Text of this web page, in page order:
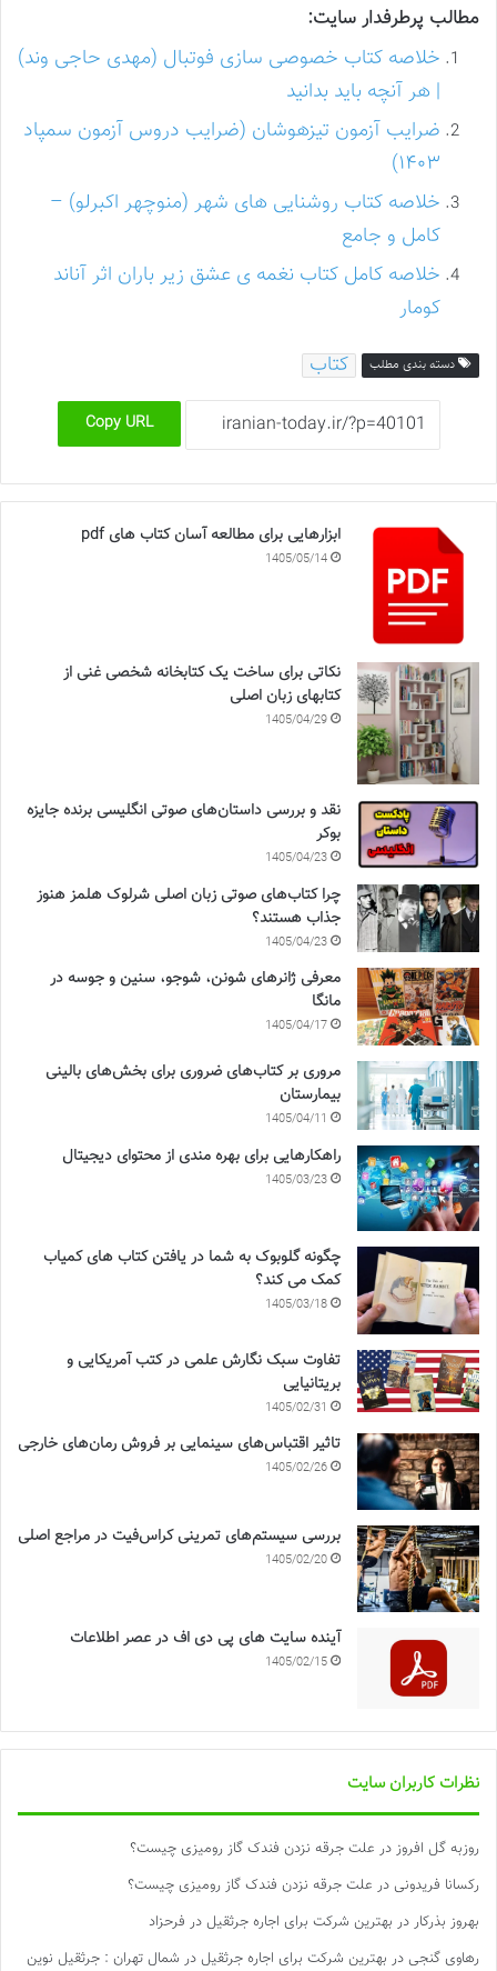
مطالب پرطرفدار سایت:
خلاصه کتاب خصوصی سازی فوتبال (مهدی حاجی وند)
| هر آنچه باید بدانید
ضرایب آزمون تیزهوشان (ضرایب دروس آزمون سمپاد
۱۴۰۳)
خلاصه کتاب روشنایی های شهر (منوچهر اکبرلو) –
کامل و جامع
خلاصه کامل کتاب نغمه ی عشق زیر باران اثر آناند
کومار
دسته بندی مطلب کتاب
Copy URL
ابزارهایی برای مطالعه آسان کتاب های pdf
1405/05/14
نکاتی برای ساخت یک کتابخانه شخصی غنی از
کتابهای زبان اصلی
1405/04/29
نقد و بررسی داستان‌های صوتی انگلیسی برنده جایزه
بوکر
1405/04/23
چرا کتاب‌های صوتی زبان اصلی شرلوک هلمز هنوز
جذاب هستند؟
1405/04/23
معرفی ژانرهای شونن، شوجو، سنین و جوسه در
مانگا
1405/04/17
مروری بر کتاب‌های ضروری برای بخش‌های بالینی
بیمارستان
1405/04/11
راهکارهایی برای بهره مندی از محتوای دیجیتال
1405/03/23
چگونه گلوبوک به شما در یافتن کتاب های کمیاب
کمک می کند؟
1405/03/18
تفاوت سبک نگارش علمی در کتب آمریکایی و
بریتانیایی
1405/02/31
تاثیر اقتباس‌های سینمایی بر فروش رمان‌های خارجی
1405/02/26
بررسی سیستم‌های تمرینی کراس‌فیت در مراجع اصلی
1405/02/20
آینده سایت های پی دی اف در عصر اطلاعات
1405/02/15
نظرات کاربران سایت
روزبه گل افروز در علت جرقه نزدن فندک گاز رومیزی چیست؟
رکسانا فریدونی در علت جرقه نزدن فندک گاز رومیزی چیست؟
بهروز بذرکار در بهترین شرکت برای اجاره جرثقیل در فرحزاد
رهاوی گنجی در بهترین شرکت برای اجاره جرثقیل در شمال تهران : جرثقیل نوین